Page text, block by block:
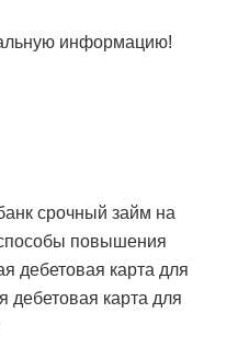
информацию!
срочный займ на
повышения
дебетовая карта для
дебетовая карта для